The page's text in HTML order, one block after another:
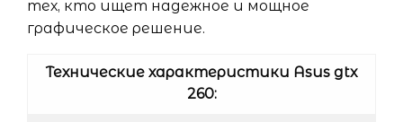
тех, кто ищет надежное и мощное
графическое решение.
Технические характеристики Asus gtx
260: